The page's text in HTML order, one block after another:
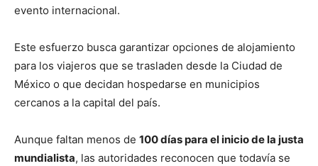
evento internacional.
Este esfuerzo busca garantizar opciones de alojamiento
para los viajeros que se trasladen desde la Ciudad de
México o que decidan hospedarse en municipios
cercanos a la capital del país.
Aunque faltan menos de 100 días para el inicio de la justa
mundialista, las autoridades reconocen que todavía se